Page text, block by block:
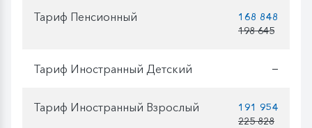
Тариф Пенсионный
168 848
198 645
Тариф Иностранный Детский —
Тариф Иностранный Взрослый
191 954
225 828